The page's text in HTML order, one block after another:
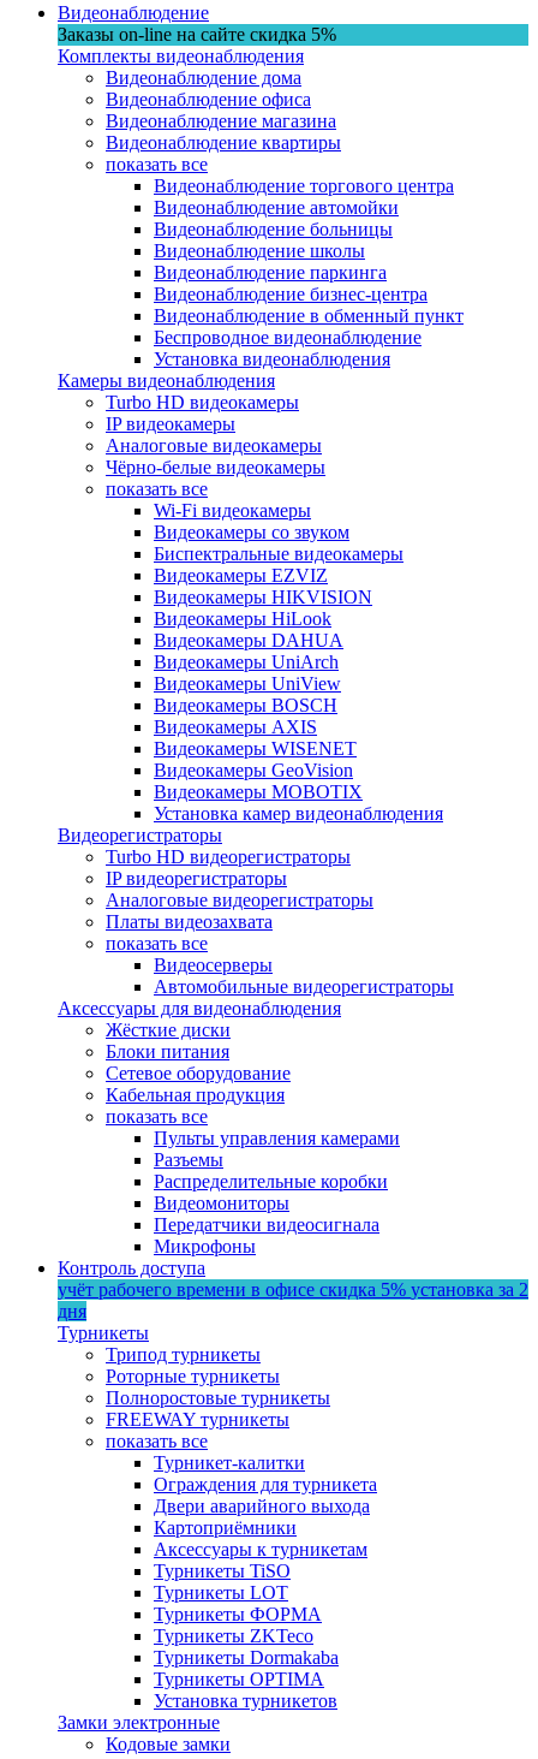
Видеонаблюдение
Заказы on-line на сaйте скидка 5%
Комплекты видеонаблюдения
Видеонаблюдение дома
Видеонаблюдение офиса
Видеонаблюдение магазина
Видеонаблюдение квартиры
показать все
Видеонаблюдение торгового центра
Видеонаблюдение автомойки
Видеонаблюдение больницы
Видеонаблюдение школы
Видеонаблюдение паркинга
Видеонаблюдение бизнес-центра
Видеонаблюдение в обменный пункт
Беспроводное видеонаблюдение
Установка видеонаблюдения
Камеры видеонаблюдения
Turbo HD видеокамеры
IP видеокамеры
Аналоговые видеокамеры
Чёрно-белые видеокамеры
показать все
Wi-Fi видеокамеры
Видеокамеры со звуком
Биспектральные видеокамеры
Видеокамеры EZVIZ
Видеокамеры HIKVISION
Видеокамеры HiLook
Видеокамеры DAHUA
Видеокамеры UniArch
Видеокамеры UniView
Видеокамеры BOSCH
Видеокамеры AXIS
Видеокамеры WISENET
Видеокамеры GeoVision
Видеокамеры MOBOTIX
Установка камер видеонаблюдения
Видеорегистраторы
Turbo HD видеорегистраторы
IP видеорегистраторы
Аналоговые видеорегистраторы
Платы видеозахвата
показать все
Видеосерверы
Автомобильные видеорегистраторы
Аксессуары для видеонаблюдения
Жёсткие диски
Блоки питания
Сетевое оборудование
Кабельная продукция
показать все
Пульты управления камерами
Разъемы
Распределительные коробки
Видеомониторы
Передатчики видеосигнала
Микрофоны
Контроль доступа
учёт рабочего времени в офисе скидка 5% установка за 2
дня
Турникеты
Трипод турникеты
Роторные турникеты
Полноростовые турникеты
FREEWAY турникеты
показать все
Турникет-калитки
Ограждения для турникета
Двери аварийного выхода
Картоприёмники
Аксессуары к турникетам
Турникеты TiSO
Турникеты LOT
Турникеты ФОРМА
Турникеты ZKTeco
Турникеты Dormakaba
Турникеты OPTIMA
Установка турникетов
Замки электронные
Кодовые замки